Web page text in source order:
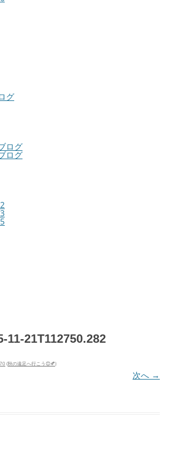
グ
ログ
ログ
11-21T112750.282
(秋の遠足へ行こう😊🍂)
次へ →